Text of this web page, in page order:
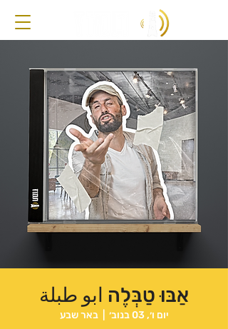
אַבּוּ טַבְּלֶה ابو طبلة
יום ו׳, 03 בנוב׳
  |
באר שבע